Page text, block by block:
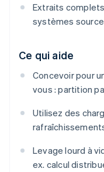
Extraits
systèmes
Ce qui aide
Concevoir pour
vous : partition
Utilisez des
Levage lourd à
ex. calcul